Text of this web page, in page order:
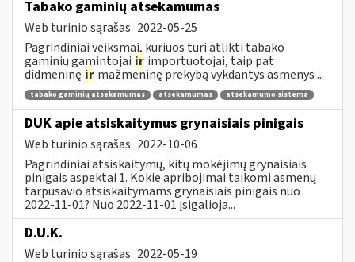
Tabako gaminių atsekamumas
Web turinio sąrašas 2022-05-25
Pagrindiniai veiksmai, kuriuos turi atlikti tabako
gaminių gamintojai ir importuotojai, taip pat
didmeninę ir mažmeninę prekybą vykdantys asmenys ...
tabako gaminių atsekamumas atsekamumas atsekamumo sistema
DUK apie atsiskaitymus grynaisiais pinigais
Web turinio sąrašas 2022-10-06
Pagrindiniai atsiskaitymų, kitų mokėjimų grynaisiais
pinigais aspektai 1. Kokie apribojimai taikomi asmenų
tarpusavio atsiskaitymams grynaisiais pinigais nuo
2022-11-01? Nuo 2022-11-01 įsigalioja...
D.U.K.
Web turinio sąrašas 2022-05-19